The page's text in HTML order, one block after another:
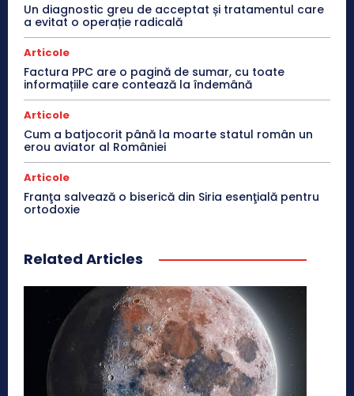
Un diagnostic greu de acceptat și tratamentul care
a evitat o operație radicală
Articole
Factura PPC are o pagină de sumar, cu toate
informațiile care contează la îndemână
Articole
Cum a batjocorit până la moarte statul român un
erou aviator al României
Articole
Franţa salvează o biserică din Siria esenţială pentru
ortodoxie
Related Articles